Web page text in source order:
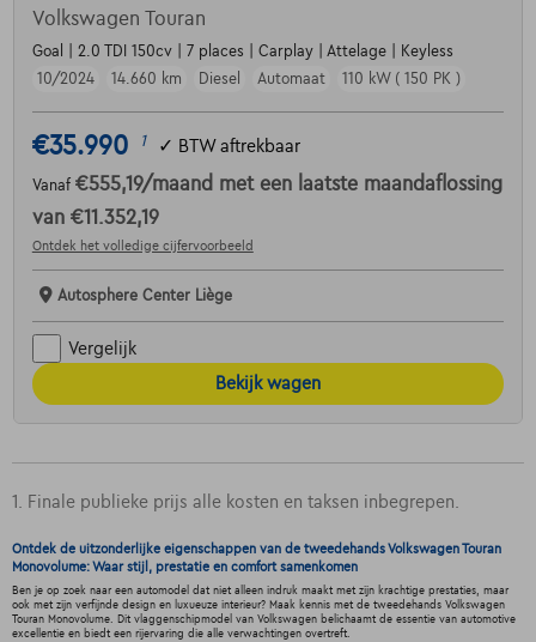
Volkswagen Touran
Goal | 2.0 TDI 150cv | 7 places | Carplay | Attelage | Keyless
10/2024
14.660 km Diesel Automaat 110 kW ( 150 PK )
€35.990 1 ✓ BTW aftrekbaar
Vanaf €555,19/maand met een laatste maandaflossing
van €11.352,19
Ontdek het volledige cijfervoorbeeld
Autosphere Center Liège
Vergelijk
Bekijk wagen
1. Finale publieke prijs alle kosten en taksen inbegrepen.
Ontdek de uitzonderlijke eigenschappen van de tweedehands Volkswagen Touran
Monovolume: Waar stijl, prestatie en comfort samenkomen
Ben je op zoek naar een automodel dat niet alleen indruk maakt met zijn krachtige prestaties, maar
ook met zijn verfijnde design en luxueuze interieur? Maak kennis met de tweedehands Volkswagen
Touran Monovolume. Dit vlaggenschipmodel van Volkswagen belichaamt de essentie van automotive
excellentie en biedt een rijervaring die alle verwachtingen overtreft.